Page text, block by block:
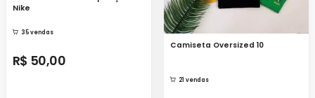
Nike
35 vendas
R$ 50,00
Camiseta Oversized 10
21 vendas